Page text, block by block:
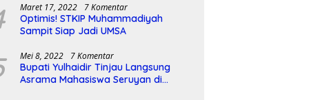
Maret 17, 2022 7 Komentar
Optimis! STKIP Muhammadiyah
Sampit Siap Jadi UMSA
Mei 8, 2022 7 Komentar
Bupati Yulhaidir Tinjau Langsung
Asrama Mahasiswa Seruyan di